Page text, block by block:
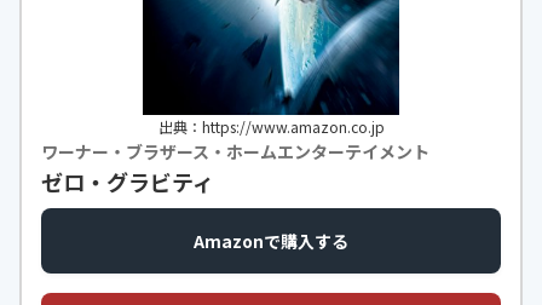
出典：https://www.amazon.co.jp
ワーナー・ブラザース・ホームエンターテイメント
ゼロ・グラビティ
Amazonで購入する